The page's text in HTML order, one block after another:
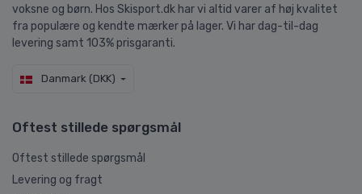
voksne og børn. Hos Skisport.dk har vi altid varer af høj kvalitet
fra populære og kendte mærker på lager. Vi har dag-til-dag
levering samt 103% prisgaranti.
Danmark (DKK)
Oftest stillede spørgsmål
Oftest stillede spørgsmål
Levering og fragt